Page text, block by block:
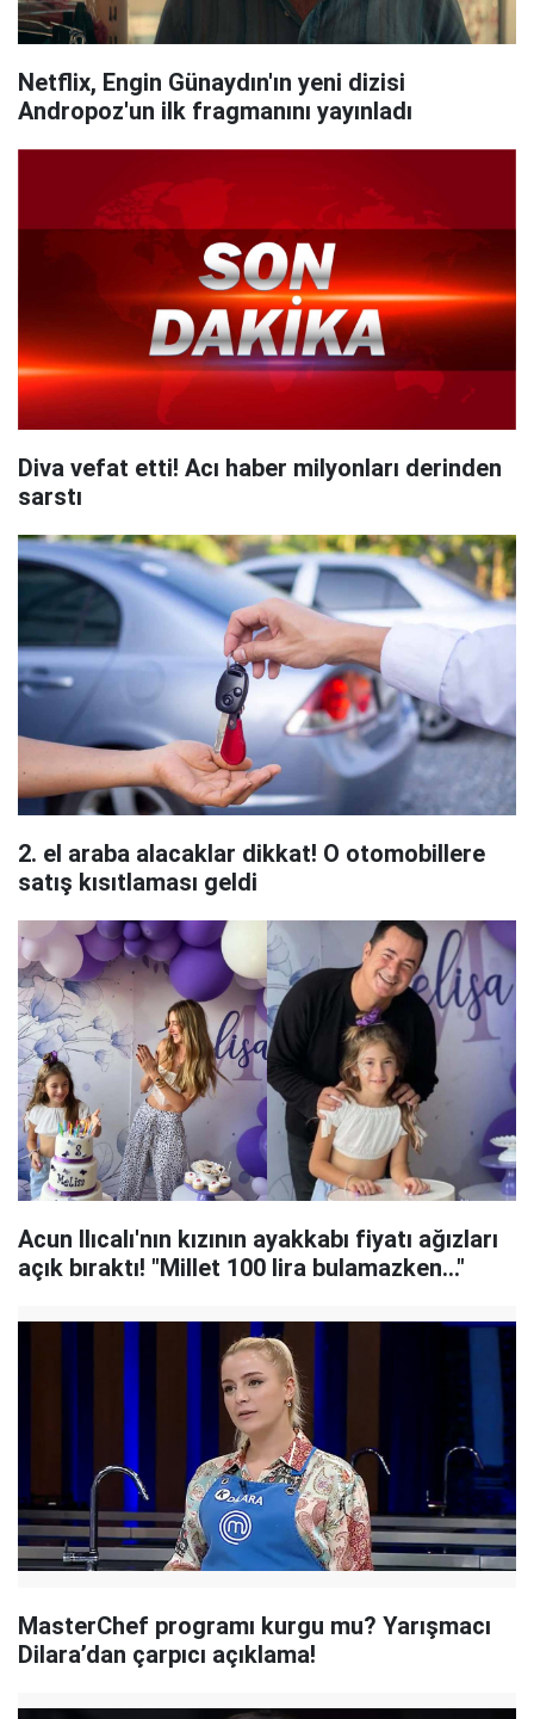
Netflix, Engin Günaydın'ın yeni dizisi
Andropoz'un ilk fragmanını yayınladı
Diva vefat etti! Acı haber milyonları derinden
sarstı
2. el araba alacaklar dikkat! O otomobillere
satış kısıtlaması geldi
Acun Ilıcalı'nın kızının ayakkabı fiyatı ağızları
açık bıraktı! "Millet 100 lira bulamazken..."
MasterChef programı kurgu mu? Yarışmacı
Dilara’dan çarpıcı açıklama!